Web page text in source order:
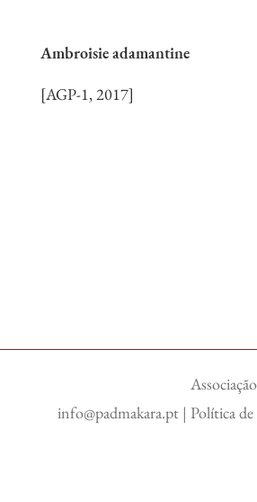
Ambroisie adamantine
[AGP-1, 2017]
info@padmakara.pt | Política